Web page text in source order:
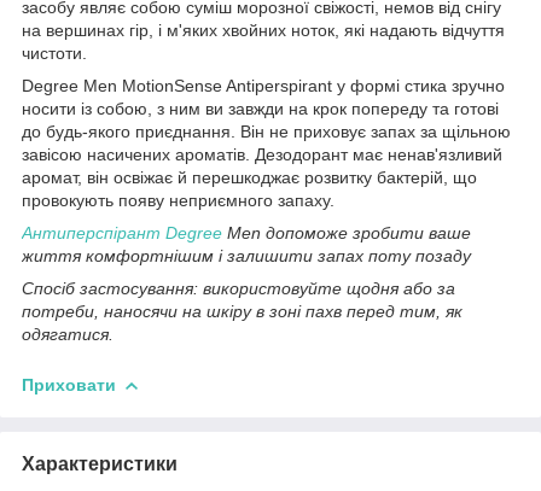
засобу являє собою суміш морозної свіжості, немов від снігу
на вершинах гір, і м'яких хвойних ноток, які надають відчуття
чистоти.
Degree Men MotionSense Antiperspirant у формі стика зручно
носити із собою, з ним ви завжди на крок попереду та готові
до будь-якого приєднання. Він не приховує запах за щільною
завісою насичених ароматів. Дезодорант має ненав'язливий
аромат, він освіжає й перешкоджає розвитку бактерій, що
провокують появу неприємного запаху.
Антиперспірант Degree Men допоможе зробити ваше
життя комфортнішим і залишити запах поту позаду
Спосіб застосування: використовуйте щодня або за
потреби, наносячи на шкіру в зоні пахв перед тим, як
одягатися.
Приховати
Характеристики